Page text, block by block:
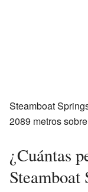
Steamboat
2089 metros
¿Cuántas
Steamboat